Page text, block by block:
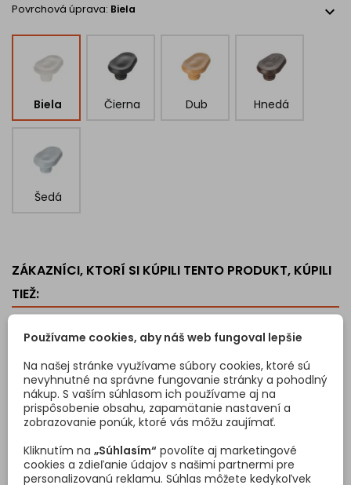
Povrchová úprava: Biela expand_more
Biela Čierna Dub Hnedá
Šedá
ZÁKAZNÍCI, KTORÍ SI KÚPILI TENTO PRODUKT, KÚPILI
TIEŽ:
>
<
Zľava -25%
Akcia
Používame cookies, aby náš web fungoval lepšie
Na našej stránke využívame súbory cookies, ktoré sú
nevyhnutné na správne fungovanie stránky a pohodlný
nákup. S vaším súhlasom ich používame aj na
prispôsobenie obsahu, zapamätanie nastavení a
zobrazovanie ponúk, ktoré vás môžu zaujímať.
Kliknutím na „Súhlasím“ povolíte aj marketingové
cookies a zdieľanie údajov s našimi partnermi pre
personalizovanú reklamu. Súhlas môžete kedykoľvek